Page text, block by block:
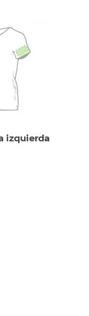
izquierda